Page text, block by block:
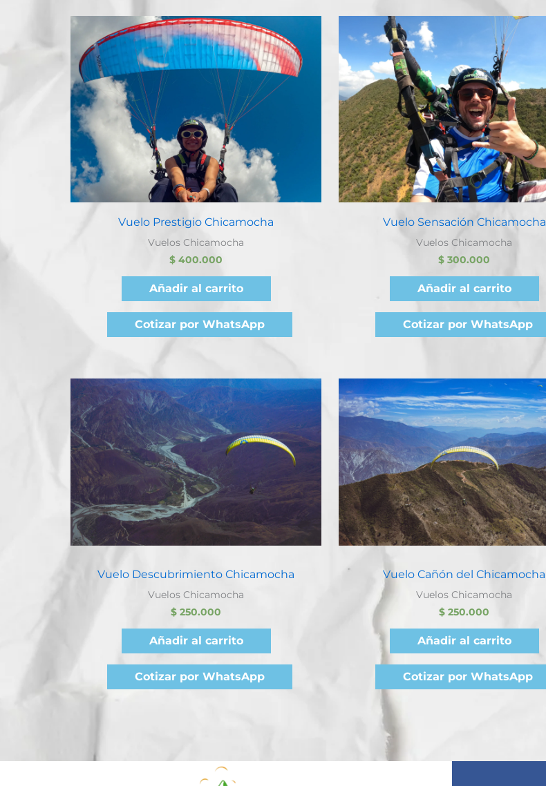
Quick View
Vuelo Prestigio Chicamocha
Vuelos Chicamocha
$ 400.000
Añadir al carrito
Cotizar por WhatsApp
Quick View
Vuelo Sensación Chicamocha
Vuelos Chicamocha
$ 300.000
Añadir al carrito
Cotizar por WhatsApp
Quick View
Vuelo Descubrimiento Chicamocha
Vuelos Chicamocha
$ 250.000
Añadir al carrito
Cotizar por WhatsApp
Quick View
Vuelo Cañón del Chicamocha
Vuelos Chicamocha
$ 250.000
Añadir al carrito
Cotizar por WhatsApp